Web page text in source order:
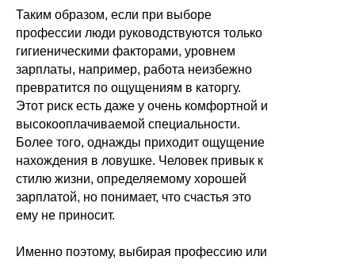
Таким образом, если при выборе
профессии люди руководствуются только
гигиеническими факторами, уровнем
зарплаты, например, работа неизбежно
превратится по ощущениям в каторгу.
Этот риск есть даже у очень комфортной и
высокооплачиваемой специальности.
Более того, однажды приходит ощущение
нахождения в ловушке. Человек привык к
стилю жизни, определяемому хорошей
зарплатой, но понимает, что счастья это
ему не приносит.
Именно поэтому, выбирая профессию или